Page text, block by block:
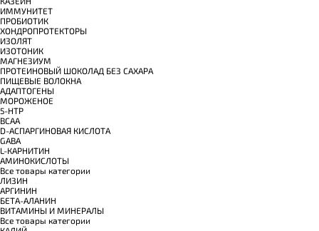
ИММУНИТЕТ
ПРОБИОТИК
ХОНДРОПРОТЕКТОРЫ
ИЗОЛЯТ
ИЗОТОНИК
МАГНЕЗИУМ
ПРОТЕИНОВЫЙ ШОКОЛАД БЕЗ САХАРА
ПИЩЕВЫЕ ВОЛОКНА
АДАПТОГЕНЫ
МОРОЖЕНОЕ
5-HTP
BCAA
D-АСПАРГИНОВАЯ КИСЛОТА
GABA
L-КАРНИТИН
АМИНОКИСЛОТЫ
Все товары категории
ЛИЗИН
АРГИНИН
БЕТА-АЛАНИН
ВИТАМИНЫ И МИНЕРАЛЫ
Все товары категории